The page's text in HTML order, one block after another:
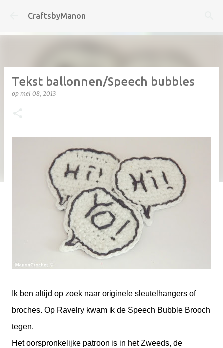
Doorgaan naar hoofdcontent
CraftsbyManon
Tekst ballonnen/Speech bubbles
op mei 08, 2013
Ik ben altijd op zoek naar originele sleutelhangers of
broches. Op Ravelry kwam ik de Speech Bubble Brooch
tegen.
Het oorspronkelijke patroon is in het Zweeds, de